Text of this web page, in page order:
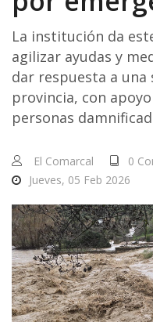
La institución da
agilizar ayudas y
dar respuesta a una
provincia, con
personas
El Comarcal
0
Jueves, 05 Feb 2026